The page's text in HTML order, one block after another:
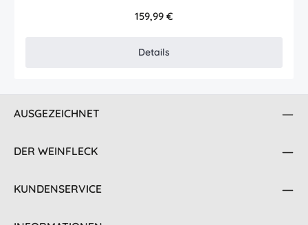
Regulärer Preis:
159,99 €
Details
AUSGEZEICHNET
DER WEINFLECK
KUNDENSERVICE